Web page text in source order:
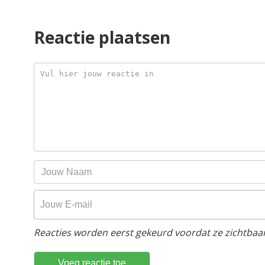
Reactie plaatsen
Reacties worden eerst gekeurd voordat ze